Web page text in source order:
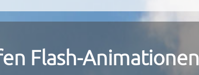
Flash-Animationen